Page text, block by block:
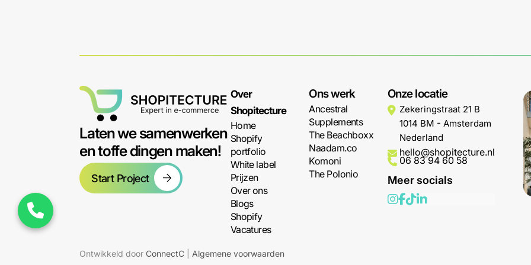
Laten we samenwerken
en toffe dingen maken!
Start Project
Over
Shopitecture
Home
Shopify
portfolio
White label
Prijzen
Over ons
Blogs
Shopify
Vacatures
Ons werk
Ancestral
Supplements
The Beachboxx
Naadam.co
Komoni
The Polonio
Onze locatie
Zekeringstraat 21 B
1014 BM - Amsterdam
Nederland
hello@shopitecture.nl
06 83 94 60 58
Meer socials
Ontwikkeld door ConnectC Algemene voorwaarden